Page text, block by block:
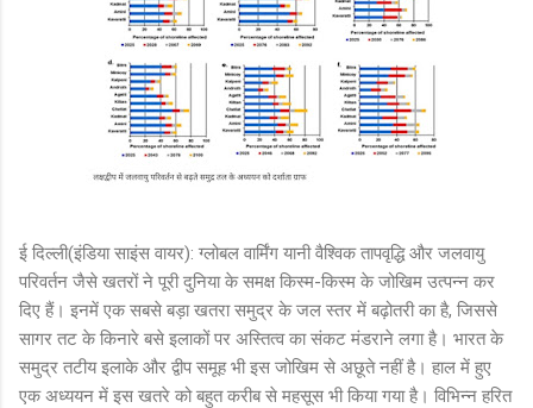
ई दिल्ली(इंडिया साइंस वायर): ग्लोबल वार्मिंग यानी वैश्विक तापवृद्धि और जलवायु
परिवर्तन जैसे खतरों ने पूरी दुनिया के समक्ष किस्म-किस्म के जोखिम उत्पन्न कर
दिए हैं। इनमें एक सबसे बड़ा खतरा समुद्र के जल स्तर में बढ़ोतरी का है, जिससे
सागर तट के किनारे बसे इलाकों पर अस्तित्व का संकट मंडराने लगा है। भारत के
समुद्र तटीय इलाके और द्वीप समूह भी इस जोखिम से अछूते नहीं है। हाल में हुए
एक अध्ययन में इस खतरे को बहुत करीब से महसूस भी किया गया है। विभिन्न हरित